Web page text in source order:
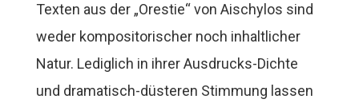
Texten aus der „Orestie“ von Aischylos sind
weder kompositorischer noch inhaltlicher
Natur. Lediglich in ihrer Ausdrucks-Dichte
und dramatisch-düsteren Stimmung lassen